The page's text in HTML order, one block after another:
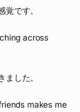
です。
across
した。
makes me